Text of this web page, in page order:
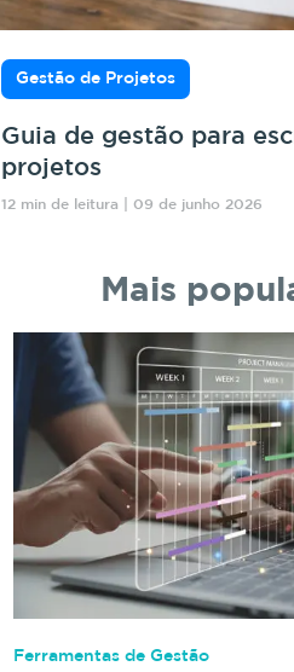
Gestão de Projetos
Guia de gestão para
projetos
12 min de leitura | 09 de junho 2026
Mais
Ferramentas de Gestão